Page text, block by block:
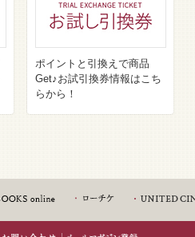
ポイントと引換えで商品
Get♪お試引換券情報はこち
らから！